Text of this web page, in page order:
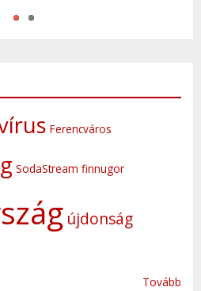
Ferencváros
SodaStream finnugor
újdonság
Tovább